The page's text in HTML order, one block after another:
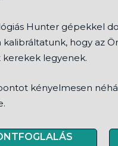
Hunter gépekkel
kalibráltatunk, hogy az
legyenek.
kényelmesen